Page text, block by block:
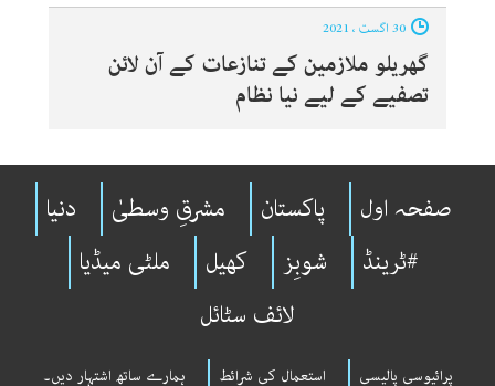
گھریلو ملازمین کے تنازعات کے آن لائن
تصفیے کے لیے نیا نظام
صفحہ اول پاکستان مشرقِ وسطیٰ
دنیا
#ٹرینڈ
شوبِز کھیل
ملٹی میڈیا
لائف سٹائل
پرائیوسی پالیسی استعمال کی شرائط ہمارے ساتھ اشتہار دیں۔